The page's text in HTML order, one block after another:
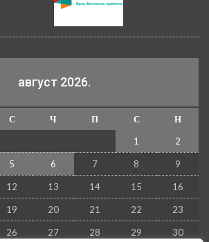
август 2026.
С Ч П С
Н
1
2
5 6 7 8 9
12 13 14 15 16
19 20 21 22 23
26 27 28 29 30